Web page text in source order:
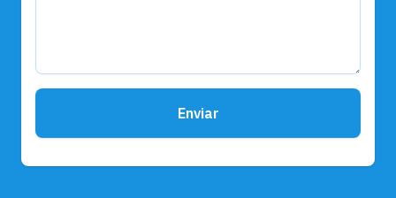
Enviar